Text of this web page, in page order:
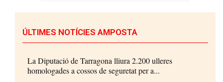
ÚLTIMES NOTÍCIES AMPOSTA
La Diputació de Tarragona lliura 2.200 ulleres
homologades a cossos de seguretat per a...